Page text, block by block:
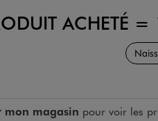
ACHETÉ =
mon magasin pour voir les